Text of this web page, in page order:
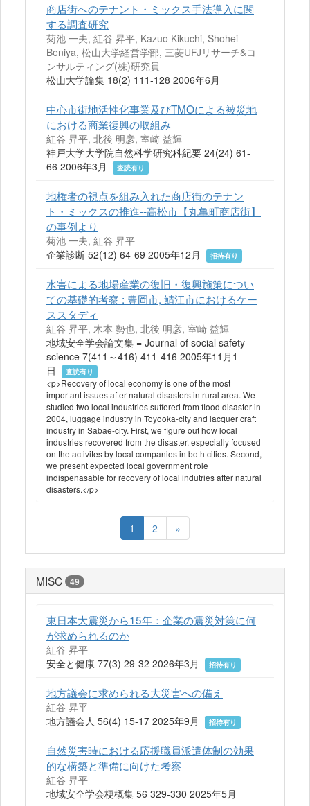
商店街へのテナント・ミックス手法導入に関
する調査研究
菊池 一夫, 紅谷 昇平, Kazuo Kikuchi, Shohei
Beniya, 松山大学経営学部, 三菱UFJリサーチ&コ
ンサルティング(株)研究員
松山大学論集 18(2) 111-128 2006年6月
中心市街地活性化事業及びTMOによる被災地
における商業復興の取組み
紅谷 昇平, 北後 明彦, 室崎 益輝
神戸大学大学院自然科学研究科紀要 24(24) 61-
66 2006年3月
査読有り
地権者の視点を組み入れた商店街のテナン
ト・ミックスの推進--高松市【丸亀町商店街】
の事例より
菊池 一夫, 紅谷 昇平
企業診断 52(12) 64-69 2005年12月
招待有り
水害による地場産業の復旧・復興施策につい
ての基礎的考察 : 豊岡市, 鯖江市におけるケー
ススタディ
紅谷 昇平, 木本 勢也, 北後 明彦, 室崎 益輝
地域安全学会論文集 = Journal of social safety
science 7(411～416) 411-416 2005年11月1
日
査読有り
<p>Recovery of local economy is one of the most
important issues after natural disasters in rural area. We
studied two local industries suffered from flood disaster in
2004, luggage industry in Toyooka-city and lacquer craft
industry in Sabae-city. First, we figure out how local
industries recovered from the disaster, especially focused
on the activites by local companies in both cities. Second,
we present expected local government role
indispenasable for recovery of local indutries after natural
disasters.</p>
1 2 »
MISC 49
東日本大震災から15年：企業の震災対策に何
が求められるのか
紅谷 昇平
安全と健康 77(3) 29-32 2026年3月
招待有り
地方議会に求められる大災害への備え
紅谷 昇平
地方議会人 56(4) 15-17 2025年9月
招待有り
自然災害時における応援職員派遣体制の効果
的な構築と準備に向けた考察
紅谷 昇平
地域安全学会梗概集 56 329-330 2025年5月